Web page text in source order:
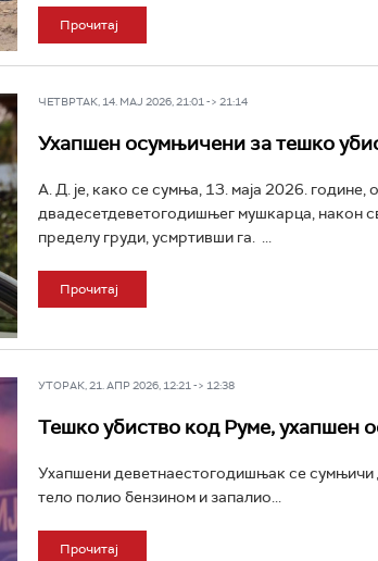
Прочитај
ЧЕТВРТАК, 14. МАЈ 2026, 21:01 -> 21:14
Ухапшен осумњичени за тешко
А. Д. је, како се сумња, 13. маја 2026.
двадесетдеветогодишњег мушкарца, након
пределу груди, усмртивши га. ...
Прочитај
УТОРАК, 21. АПР 2026, 12:21 -> 12:38
Тешко убиство код Руме, ухапшен
Ухапшени деветнаестогодишњак се
тело полио бензином и запалио...
Прочитај